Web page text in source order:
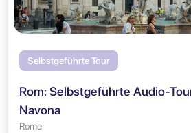
Selbstgeführte Tour
Rom: Selbstgeführte Audio-
Navona
Rome